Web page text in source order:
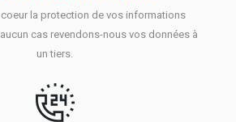
la protection de vos informations
cas revendons-nous vos données à
un tiers.